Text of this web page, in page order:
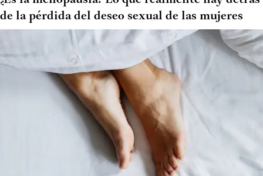
de la pérdida del deseo sexual de las mujeres